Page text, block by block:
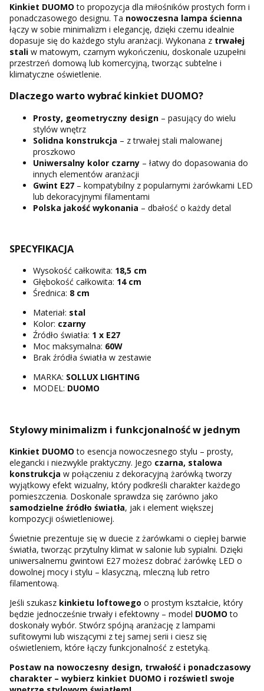
Kinkiet DUOMO to propozycja dla miłośników prostych form i
ponadczasowego designu. Ta nowoczesna lampa ścienna
łączy w sobie minimalizm i elegancję, dzięki czemu idealnie
dopasuje się do każdego stylu aranżacji. Wykonana z trwałej
stali w matowym, czarnym wykończeniu, doskonale uzupełni
przestrzeń domową lub komercyjną, tworząc subtelne i
klimatyczne oświetlenie.
Dlaczego warto wybrać kinkiet DUOMO?
Prosty, geometryczny design – pasujący do wielu
stylów wnętrz
Solidna konstrukcja – z trwałej stali malowanej
proszkowo
Uniwersalny kolor czarny – łatwy do dopasowania do
innych elementów aranżacji
Gwint E27 – kompatybilny z popularnymi żarówkami LED
lub dekoracyjnymi filamentami
Polska jakość wykonania – dbałość o każdy detal
SPECYFIKACJA
Wysokość całkowita: 18,5 cm
Głębokość całkowita: 14 cm
Średnica: 8 cm
Materiał: stal
Kolor: czarny
Źródło światła: 1 x E27
Moc maksymalna: 60W
Brak źródła światła w zestawie
MARKA: SOLLUX LIGHTING
MODEL: DUOMO
Stylowy minimalizm i funkcjonalność w jednym
Kinkiet DUOMO to esencja nowoczesnego stylu – prosty,
elegancki i niezwykle praktyczny. Jego czarna, stalowa
konstrukcja w połączeniu z dekoracyjną żarówką tworzy
wyjątkowy efekt wizualny, który podkreśli charakter każdego
pomieszczenia. Doskonale sprawdza się zarówno jako
samodzielne źródło światła, jak i element większej
kompozycji oświetleniowej.
Świetnie prezentuje się w duecie z żarówkami o ciepłej barwie
światła, tworząc przytulny klimat w salonie lub sypialni. Dzięki
uniwersalnemu gwintowi E27 możesz dobrać żarówkę LED o
dowolnej mocy i stylu – klasyczną, mleczną lub retro
filamentową.
Jeśli szukasz kinkietu loftowego o prostym kształcie, który
będzie jednocześnie trwały i efektowny – model DUOMO to
doskonały wybór. Stwórz spójną aranżację z lampami
sufitowymi lub wiszącymi z tej samej serii i ciesz się
oświetleniem, które łączy funkcjonalność z estetyką.
Postaw na nowoczesny design, trwałość i ponadczasowy
charakter – wybierz kinkiet DUOMO i rozświetl swoje